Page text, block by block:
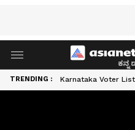
TRENDING : Karnataka Voter